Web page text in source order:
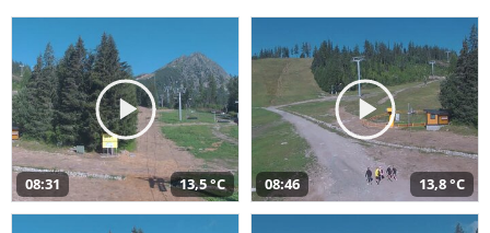
08:31 13,5 °C 08:46 13,8 °C